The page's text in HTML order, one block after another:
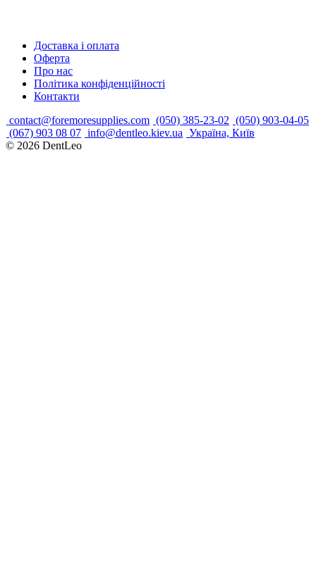
Доставка і оплата
Оферта
Про нас
Політика конфіденційності
Контакти
contact@foremoresupplies.com (050) 385-23-02 (050) 903-04-05
(067) 903 08 07 info@dentleo.kiev.ua Україна, Київ
© 2026 DentLeo